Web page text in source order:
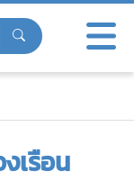
เรือน